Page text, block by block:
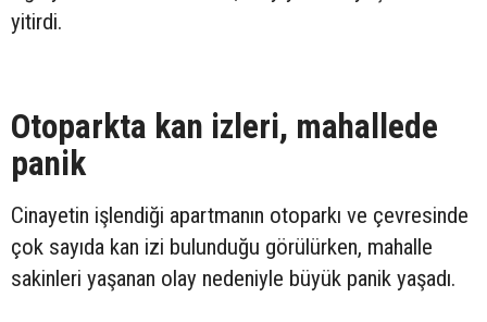
yitirdi.
Otoparkta kan izleri, mahallede
panik
Cinayetin işlendiği apartmanın otoparkı ve çevresinde
çok sayıda kan izi bulunduğu görülürken, mahalle
sakinleri yaşanan olay nedeniyle büyük panik yaşadı.